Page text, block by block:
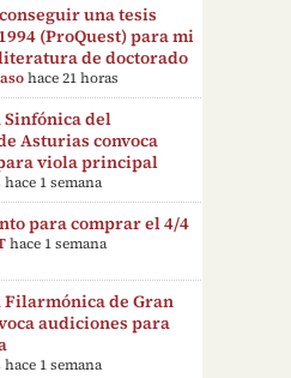
una tesis
(ProQuest) para mi
de doctorado
hace 21 horas
Sinfónica del
Asturias convoca
viola principal
hace 1 semana
para comprar el 4/4
hace 1 semana
Filarmónica de Gran
audiciones para
hace 1 semana